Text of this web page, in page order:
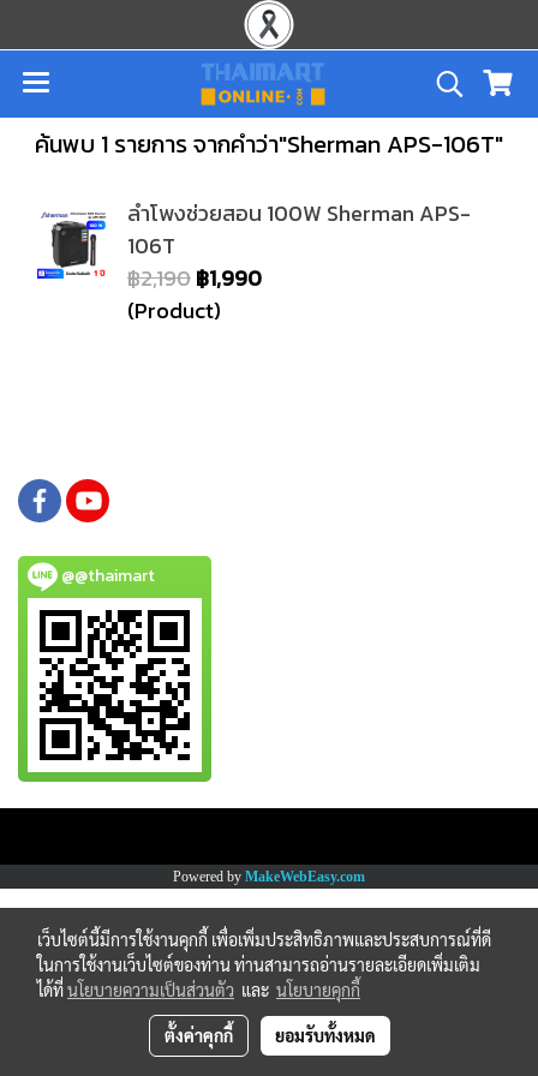
ค้นพบ 1 รายการ จากคำว่า"Sherman APS-106T"
ลำโพงช่วยสอน 100W Sherman APS-
106T
฿2,190฿1,990
(Product)
@@thaimart
Powered by MakeWebEasy.com
เว็บไซต์นี้มีการใช้งานคุกกี้ เพื่อเพิ่มประสิทธิภาพและประสบการณ์ที่ดี
ในการใช้งานเว็บไซต์ของท่าน ท่านสามารถอ่านรายละเอียดเพิ่มเติม
ได้ที่นโยบายความเป็นส่วนตัว และ นโยบายคุกกี้
ตั้งค่าคุกกี้ ยอมรับทั้งหมด